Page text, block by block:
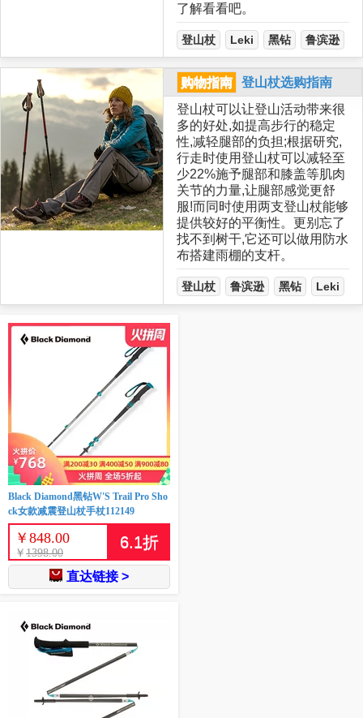
了解看看吧。
登山杖 Leki 黑钻 鲁滨逊
购物指南
登山杖选购指南
登山杖可以让登山活动带来很
多的好处,如提高步行的稳定
性,减轻腿部的负担;根据研究,
行走时使用登山杖可以减轻至
少22%施予腿部和膝盖等肌肉
关节的力量,让腿部感觉更舒
服!而同时使用两支登山杖能够
提供较好的平衡性。更别忘了
找不到树干,它还可以做用防水
布搭建雨棚的支杆。
登山杖 鲁滨逊 黑钻 Leki
Black Diamond黑钻W'S Trail Pro Sho
ck女款减震登山杖手杖112149
￥ 848.00
￥ 1398.00
6.1折
直达链接 >